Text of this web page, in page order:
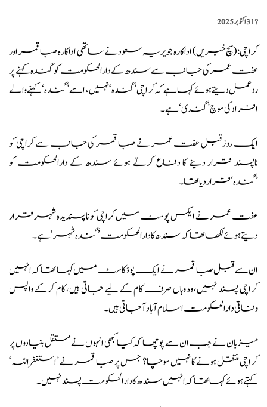
?️31 اکتوبر 2025
کراچی: (سچ خبریں) اداکارہ جویریہ سعود نے ساتھی اداکارہ صبا قمر اور
عفت عمر کی جانب سے سندھ کے دارالحکومت کو گندہ کہنے پر
رد عمل دیتے ہوئے کہا ہے کہ کراچی ’گندہ‘ نہیں، اسے ’گندہ‘ کہنے والے
افراد کی سوچ ’گندی‘ ہے۔
ایک روز قبل عفت عمر نے صبا قمر کی جانب سے کراچی کو
ناپسند قرار دینے کا دفاع کرتے ہوئے سندھ کے دارالحکومت کو
’گندہ‘ قرار دیا تھا۔
عفت عمر نے ایکس پوسٹ میںکراچی کو ناپسندیدہ شہر قرار
دیتے ہوئے لکھا تھا کہ سندھ کا دارالحکومت ’گندہ شہر‘ ہے۔
ان سے قبل صبا قمر نے ایک پوڈکاسٹ میں کہا تھا کہ انہیں
کراچی پسند نہیں، وہ وہاں صرف کام کے لیے جاتی ہیں، کام کرکے واپس
وفاقی دارالحکومت اسلام آباد آجاتی ہیں۔
میزبان نے جب ان سے پوچھا کہ کیا کبھی انہوں نے مستقل بنیادوں پر
کراچی منتقل ہونے کا نہیں سوچا؟ جس پر صبا قمر نے ’استغفراللہ‘
کہتے ہوئے کہا تھا کہ انہیں سندھ کا دارالحکومت پسند نہیں۔